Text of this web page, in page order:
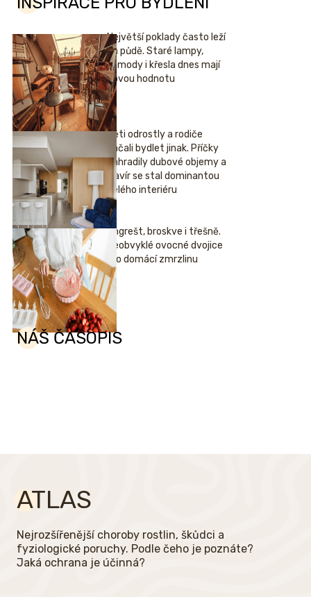
Největší poklady často leží
na půdě. Staré lampy,
komody i křesla dnes mají
novou hodnotu
Děti odrostly a rodiče
začali bydlet jinak. Příčky
nahradily dubové objemy a
klavír se stal dominantou
celého interiéru
Angrešt, broskve i třešně.
Neobvyklé ovocné dvojice
pro domácí zmrzlinu
NÁŠ ČASOPIS
ATLAS
Nejrozšířenější choroby rostlin, škůdci a
fyziologické poruchy. Podle čeho je poznáte?
Jaká ochrana je účinná?